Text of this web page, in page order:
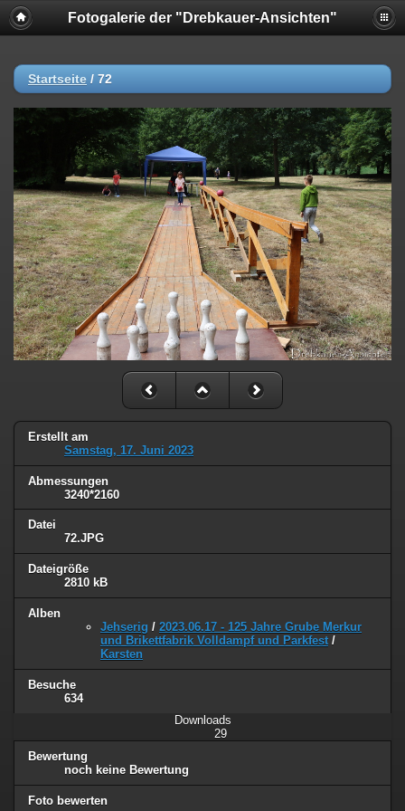
Fotogalerie der "Drebkauer-Ansichten"
Startseite / 72
Erstellt am
Samstag, 17. Juni 2023
Abmessungen
3240*2160
Datei
72.JPG
Dateigröße
2810 kB
Alben
Jehserig / 2023.06.17 - 125 Jahre Grube Merkur
und Brikettfabrik Volldampf und Parkfest /
Karsten
Besuche
634
Downloads
29
Bewertung
noch keine Bewertung
Foto bewerten